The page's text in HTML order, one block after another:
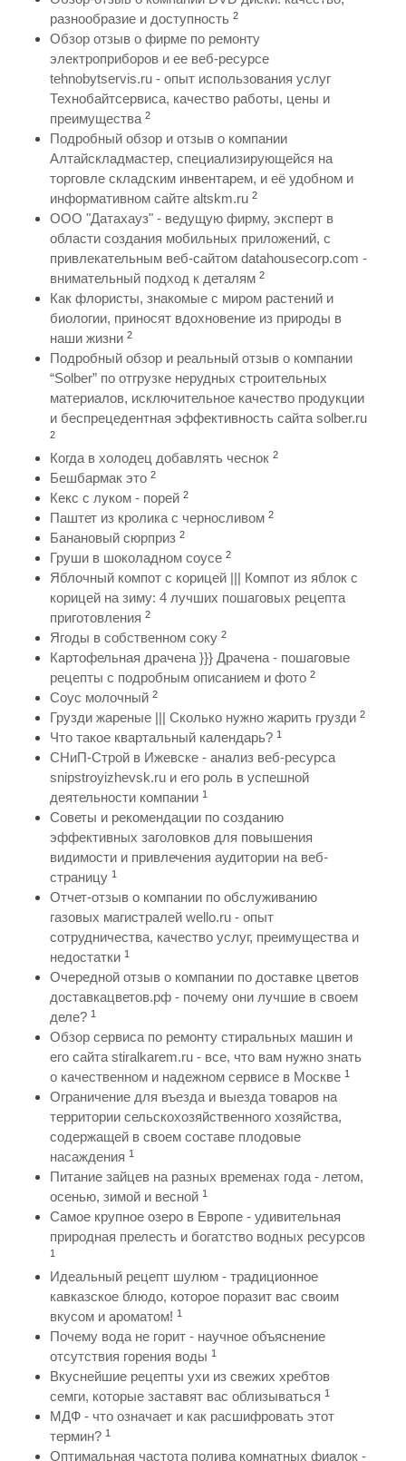
разнообразие и доступность 2
Обзор отзыв о фирме по ремонту
электроприборов и ее веб-ресурсе
tehnobytservis.ru - опыт использования услуг
Технобайтсервиса, качество работы, цены и
преимущества 2
Подробный обзор и отзыв о компании
Алтайскладмастер, специализирующейся на
торговле складским инвентарем, и её удобном и
информативном сайте altskm.ru 2
ООО "Датахауз" - ведущую фирму, эксперт в
области создания мобильных приложений, с
привлекательным веб-сайтом datahousecorp.com -
внимательный подход к деталям 2
Как флористы, знакомые с миром растений и
биологии, приносят вдохновение из природы в
наши жизни 2
Подробный обзор и реальный отзыв о компании
“Solber” по отгрузке нерудных строительных
материалов, исключительное качество продукции
и беспрецедентная эффективность сайта solber.ru
2
Когда в холодец добавлять чеснок 2
Бешбармак это 2
Кекс с луком - порей 2
Паштет из кролика с черносливом 2
Банановый сюрприз 2
Груши в шоколадном соусе 2
Яблочный компот с корицей ||| Компот из яблок с
корицей на зиму: 4 лучших пошаговых рецепта
приготовления 2
Ягоды в собственном соку 2
Картофельная драчена }}} Драчена - пошаговые
рецепты с подробным описанием и фото 2
Соус молочный 2
Грузди жареные ||| Сколько нужно жарить грузди 2
Что такое квартальный календарь? 1
СНиП-Строй в Ижевске - анализ веб-ресурса
snipstroyizhevsk.ru и его роль в успешной
деятельности компании 1
Советы и рекомендации по созданию
эффективных заголовков для повышения
видимости и привлечения аудитории на веб-
страницу 1
Отчет-отзыв о компании по обслуживанию
газовых магистралей wello.ru - опыт
сотрудничества, качество услуг, преимущества и
недостатки 1
Очередной отзыв о компании по доставке цветов
доставкацветов.рф - почему они лучшие в своем
деле? 1
Обзор сервиса по ремонту стиральных машин и
его сайта stiralkarem.ru - все, что вам нужно знать
о качественном и надежном сервисе в Москве 1
Ограничение для въезда и выезда товаров на
территории сельскохозяйственного хозяйства,
содержащей в своем составе плодовые
насаждения 1
Питание зайцев на разных временах года - летом,
осенью, зимой и весной 1
Самое крупное озеро в Европе - удивительная
природная прелесть и богатство водных ресурсов
1
Идеальный рецепт шулюм - традиционное
кавказское блюдо, которое поразит вас своим
вкусом и ароматом! 1
Почему вода не горит - научное объяснение
отсутствия горения воды 1
Вкуснейшие рецепты ухи из свежих хребтов
семги, которые заставят вас облизываться 1
МДФ - что означает и как расшифровать этот
термин? 1
Оптимальная частота полива комнатных фиалок -